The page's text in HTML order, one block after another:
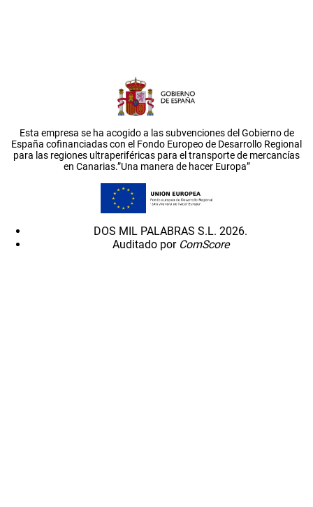
Esta empresa se ha acogido a las subvenciones del Gobierno de
España cofinanciadas con el Fondo Europeo de Desarrollo Regional
para las regiones ultraperiféricas para el transporte de mercancías
en Canarias.”Una manera de hacer Europa”
DOS MIL PALABRAS S.L. 2026.
Auditado por ComScore